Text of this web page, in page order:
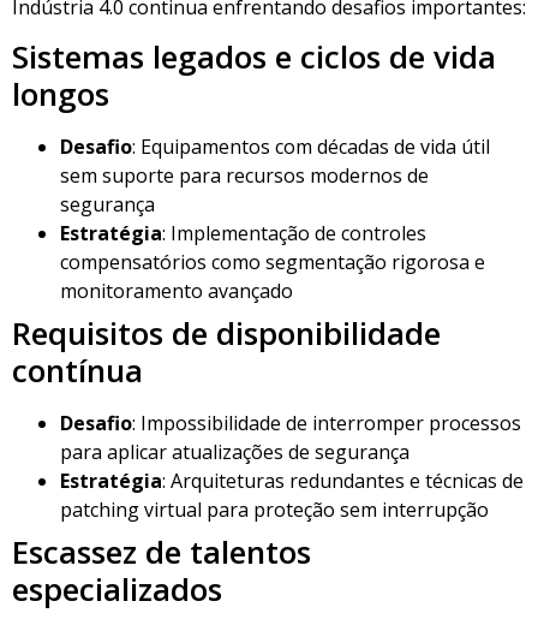
Indústria 4.0 continua enfrentando desafios importantes:
Sistemas legados e ciclos de vida
longos
Desafio: Equipamentos com décadas de vida útil
sem suporte para recursos modernos de
segurança
Estratégia: Implementação de controles
compensatórios como segmentação rigorosa e
monitoramento avançado
Requisitos de disponibilidade
contínua
Desafio: Impossibilidade de interromper processos
para aplicar atualizações de segurança
Estratégia: Arquiteturas redundantes e técnicas de
patching virtual para proteção sem interrupção
Escassez de talentos
especializados